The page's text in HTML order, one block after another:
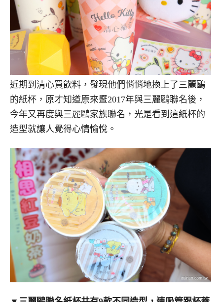
近期到清心買飲料，發現他們悄悄地換上了三麗鷗
的紙杯，原才知道原來暨2017年與三麗鷗聯名後，
今年又再度與三麗鷗家族聯名，光是看到這紙杯的
造型就讓人覺得心情愉悅。